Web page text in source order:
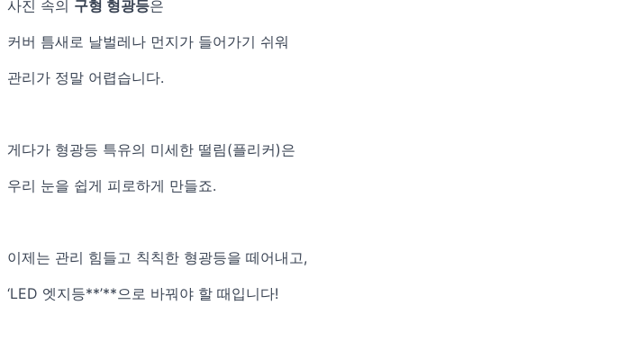
사진 속의 구형 형광등은
커버 틈새로 날벌레나 먼지가 들어가기 쉬워
관리가 정말 어렵습니다.
게다가 형광등 특유의 미세한 떨림(플리커)은
우리 눈을 쉽게 피로하게 만들죠.
이제는 관리 힘들고 칙칙한 형광등을 떼어내고,
‘LED 엣지등**’**으로 바꿔야 할 때입니다!